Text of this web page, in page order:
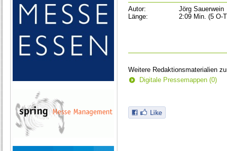
Autor:
Jörg Sauerwein
Länge:
2:09 Min. (5 O-
Weitere Redaktionsmaterialien
Digitale Pressemappen (0)